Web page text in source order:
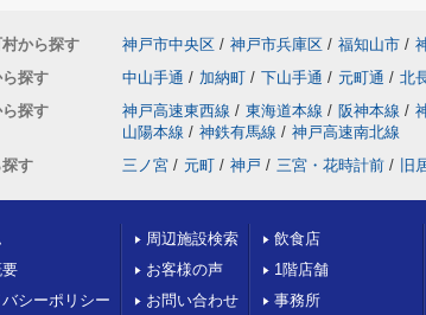
から探す 神戸市中央区 / 神戸市兵庫区 / 福知山市 /
探す
中山手通 / 加納町 / 下山手通 / 元町通 / 北
探す
神戸高速東西線 / 東海道本線 / 阪神本線 /
山陽本線 / 神鉄有馬線 / 神戸高速南北線
す
三ノ宮 / 元町 / 神戸 / 三宮・花時計前 / 旧
シーポリシー
周辺施設検索
お客様の声
お問い合わせ
飲食店
1階店舗
事務所